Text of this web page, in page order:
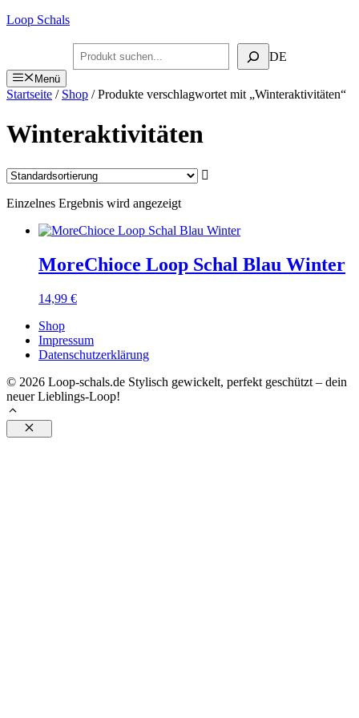
Zum
Loop Schals
Suchen DE
Menü
Startseite / Shop / Produkte verschlagwortet mit „Winteraktivitäten“
Winteraktivitäten
Einzelnes Ergebnis wird angezeigt
MoreChioce Loop Schal Blau Winter
14,99 €
Shop
Impressum
Datenschutzerklärung
© 2026 Loop-schals.de Stylisch gewickelt, perfekt geschützt – dein
neuer Lieblings-Loop!
Schließen